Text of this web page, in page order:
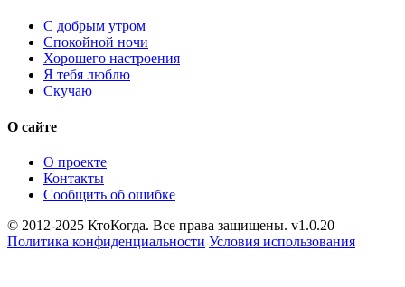
С добрым утром
Спокойной ночи
Хорошего настроения
Я тебя люблю
Скучаю
О сайте
О проекте
Контакты
Сообщить об ошибке
© 2012-2025 КтоКогда. Все права защищены. v1.0.20
Политика конфиденциальности Условия использования